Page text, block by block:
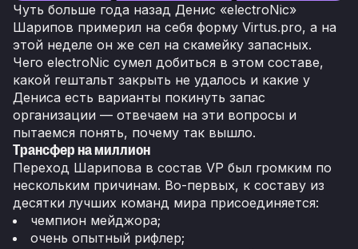
Чуть больше года назад Денис «electroNic»
Шарипов примерил на себя форму Virtus.pro, а на
этой неделе он же сел на скамейку запасных.
Чего electroNic сумел добиться в этом составе,
какой гештальт закрыть не удалось и какие у
Дениса есть варианты покинуть запас
организации — отвечаем на эти вопросы и
пытаемся понять, почему так вышло.
Трансфер на миллион
Переход Шарипова в состав VP был громким по
нескольким причинам. Во-первых, к составу из
десятки лучших команд мира присоединяется:
чемпион мейджора;
очень опытный рифлер;